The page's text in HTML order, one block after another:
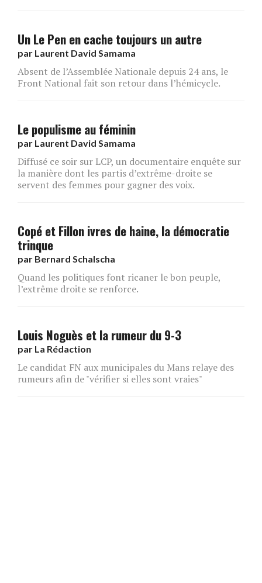
Un Le Pen en cache toujours un autre
par Laurent David Samama
Absent de l’Assemblée Nationale depuis 24 ans, le
Front National fait son retour dans l’hémicycle.
Le populisme au féminin
par Laurent David Samama
Diffusé ce soir sur LCP, un documentaire enquête sur
la manière dont les partis d’extrême-droite se
servent des femmes pour gagner des voix.
Copé et Fillon ivres de haine, la démocratie
trinque
par Bernard Schalscha
Quand les politiques font ricaner le bon peuple,
l’extrême droite se renforce.
Louis Noguès et la rumeur du 9-3
par La Rédaction
Le candidat FN aux municipales du Mans relaye des
rumeurs afin de "vérifier si elles sont vraies"